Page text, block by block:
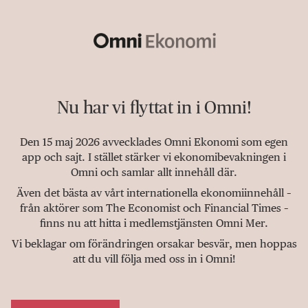
Nu har vi flyttat in i Omni!
Den 15 maj 2026 avvecklades Omni Ekonomi som egen
app och sajt. I stället stärker vi ekonomibevakningen i
Omni och samlar allt innehåll där.
Även det bästa av vårt internationella ekonomiinnehåll –
från aktörer som The Economist och Financial Times –
finns nu att hitta i medlemstjänsten Omni Mer.
Vi beklagar om förändringen orsakar besvär, men hoppas
att du vill följa med oss in i Omni!